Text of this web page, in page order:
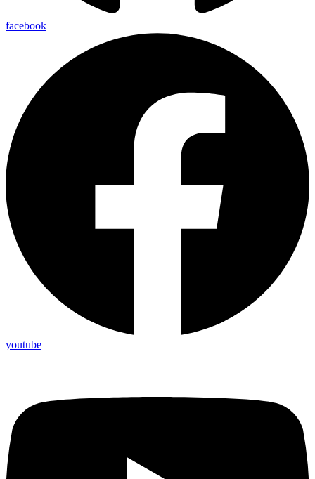
facebook
youtube